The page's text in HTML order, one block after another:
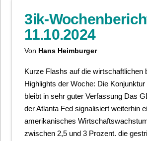
3ik-
11.10.2024
Von Hans Heimburger
Kurze Flashs auf die wirtschaftlichen
Highlights der Woche: Die
bleibt in sehr guter Verfassung Das
der Atlanta Fed signalisiert weiterhin
amerikanisches
zwischen 2,5 und 3 Prozent. die